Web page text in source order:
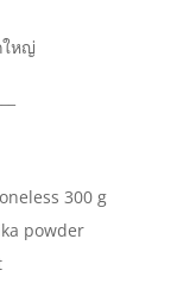
ใหญ่
300 g
powder